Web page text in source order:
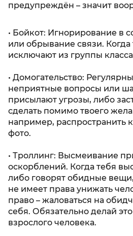
предупреждён – значит
• Бойкот: Игнорирование в
или обрывание связи.
исключают из группы
• Домогательство:
неприятные вопросы или
присылают угрозы, либо
сделать помимо твоего
например, распространить
фото.
• Троллинг: Высмеивание
оскорблений. Когда тебя
либо говорят обидные
не имеет права унижать
право – жаловаться на
себя. Обязательно делай
взрослого человека.